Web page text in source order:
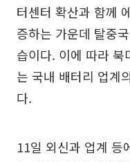
터센터 확산과 함께
증하는 가운데 탈중
습이다. 이에 따라 북
는 국내 배터리 업계
다.
11일 외신과 업계 등